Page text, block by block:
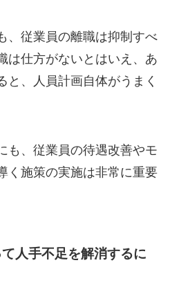
、従業員の離職は抑制すべ
は仕方がないとはいえ、あ
と、人員計画自体がうまく
も、従業員の待遇改善やモ
く施策の実施は非常に重要
て人手不足を解消するに